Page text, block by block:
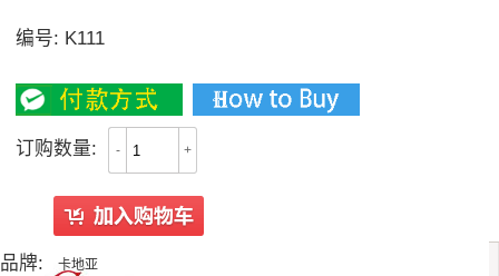
编号: K111
订购数量: - +
品牌: 卡地亚